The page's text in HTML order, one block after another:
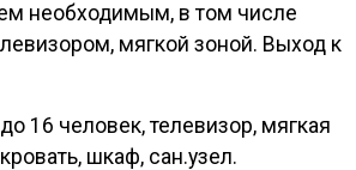
необходимым, в том числе
мягкой зоной. Выход к
16 человек, телевизор, мягкая
шкаф, сан.узел.